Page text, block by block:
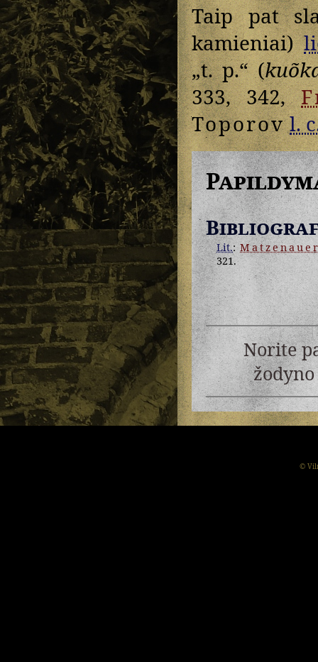
Taip pat
kamieniai)
„t. p.“ (
333, 342,
Toporovl.
Lit.:
321.
Norite
©